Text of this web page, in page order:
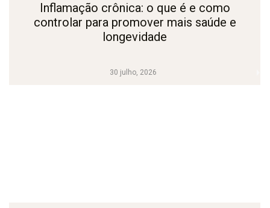
30 julho, 2026
Inflamação crônica: o que é e como
controlar para promover mais saúde e
longevidade